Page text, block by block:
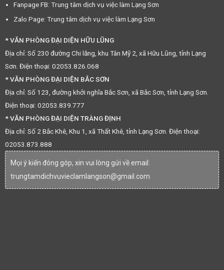
Fanpage FB: Trung tâm dịch vụ việc làm Lạng Sơn
Zalo Page: Trung tâm dịch vụ việc làm Lạng Sơn
* VĂN PHÒNG ĐẠI DIỆN HỮU LŨNG
Địa chỉ: Số 230 đường Chi lăng, khu Tân Mỹ 2, xã Hữu Lũng, tỉnh Lạng
Sơn. Điện thoại: 02053.826.068
* VĂN PHÒNG ĐẠI DIỆN BẮC SƠN
Địa chỉ: Số 123, đường khởi nghĩa Bắc Sơn, xã Bắc Sơn, tỉnh Lạng Sơn.
Điện thoại: 02053.839.777
* VĂN PHÒNG ĐẠI DIỆN TRÀNG ĐỊNH
Địa chỉ: Số 2 Bắc Khê, Khu 1, xã Thất Khê, tỉnh Lạng Sơn. Điện thoại:
02053.873.888
Mọi ý kiến đóng góp, xin vui lòng gửi về email:
trungtamdichvuvieclamlangson@gmail.com